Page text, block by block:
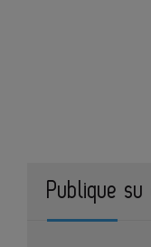
Publique su